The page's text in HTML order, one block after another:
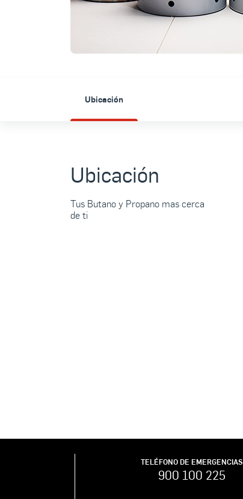
Ubicación
Ubicación
Tus Butano y Propano mas cerca
de ti
TELÉFONO DE EMERGENCIAS
900 100 225